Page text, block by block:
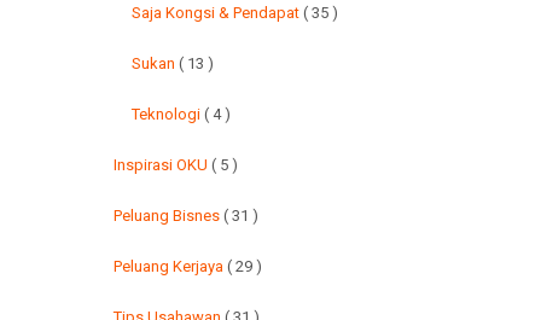
Saja Kongsi & Pendapat ( 35 )
Sukan ( 13 )
Teknologi ( 4 )
Inspirasi OKU ( 5 )
Peluang Bisnes ( 31 )
Peluang Kerjaya ( 29 )